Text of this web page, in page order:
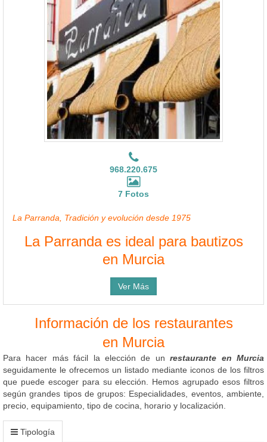
968.220.675
7 Fotos
La Parranda, Tradición y evolución desde 1975
La Parranda es ideal para bautizos
en Murcia
Ver Más
Información de los restaurantes
en Murcia
Para hacer más fácil la elección de unrestaurante en Murcia
seguidamente le ofrecemos un listado mediante iconos de los filtros
que puede escoger para su elección. Hemos agrupado esos filtros
según grandes tipos de grupos: Especialidades, eventos, ambiente,
precio, equipamiento, tipo de cocina, horario y localización.
Tipología